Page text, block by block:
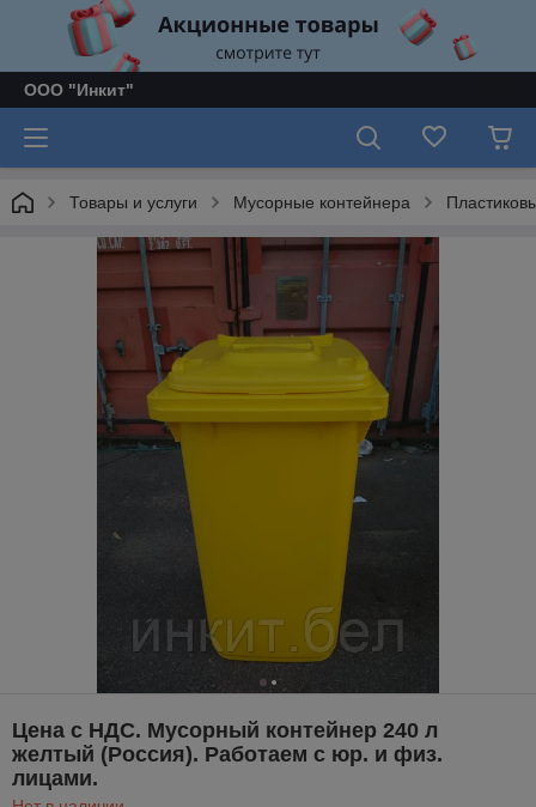
ООО "Инкит"
Товары и услуги Мусорные контейнера
Цена с НДС. Мусорный контейнер 240 л
желтый (Россия). Работаем с юр. и физ.
лицами.